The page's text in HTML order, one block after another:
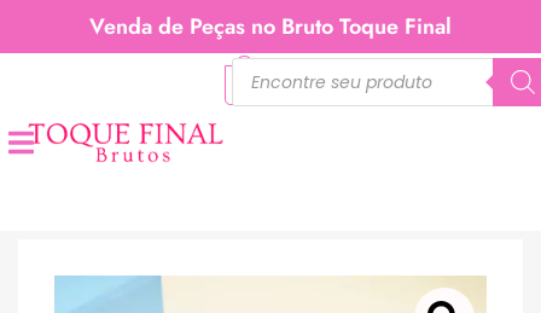
Venda de Peças no Bruto Toque Final